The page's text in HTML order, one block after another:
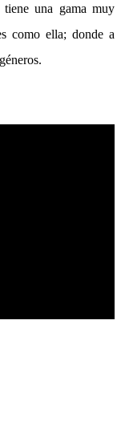
una gama muy
como ella; donde a